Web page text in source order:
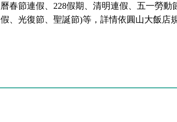
曆春節連假、228假期、清明連假、五一勞
假、光復節、聖誕節)等，詳情依圓山大飯店